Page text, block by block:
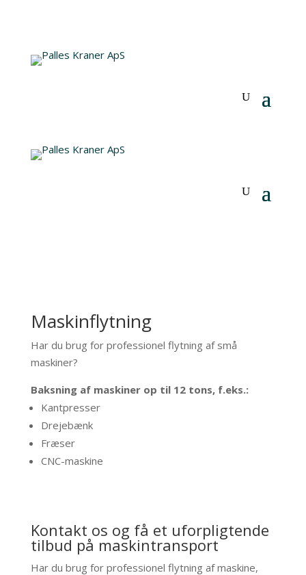
Maskinflytning
Har du brug for professionel flytning af små
maskiner?
Baksning af maskiner op til 12 tons, f.eks.:
Kantpresser
Drejebænk
Fræser
CNC-maskine
Kontakt os og få et uforpligtende
tilbud på maskintransport
Har du brug for professionel flytning af maskine,